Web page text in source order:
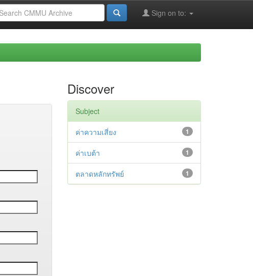
Sign on to:
Discover
Subject
1
ค่าความเสี่ยง
1
ค่าเบต้า
1
ตลาดหลักทรัพย์